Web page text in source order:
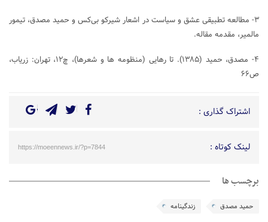
۳- مطالعه‌ تطبیقی عشق و سیاست در اشعار شیرکو بی‌کس و حمید مصدق، تیمور
مالمیر، مقدمه مقاله.
۴- مصدق، حمید (۱۳۸۵). تا رهایی (منظومه ­ها و شعرها)، چ۱۲، تهران: زریاب،
ص۶۶
اشتراک گذاری :
لینک کوتاه : https://moeennews.ir/?p=7844
برچسب ها
حمید مصدق زندگینامه